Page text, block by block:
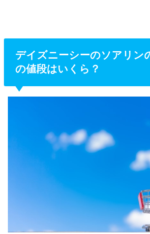
デイズニーシーのソアリン
の値段はいくら？